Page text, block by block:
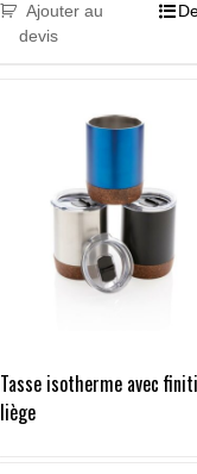
Ajouter au
devis
Tasse isotherme avec
liège